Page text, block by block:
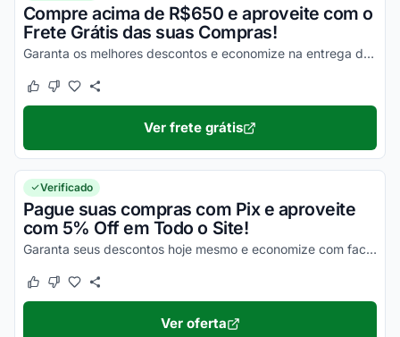
Compre acima de R$650 e aproveite com o
Frete Grátis das suas Compras!
Garanta os melhores descontos e economize na entrega de todos os seus produtos!
Este cupom funcionou
Este cupom não funcionou
Ver frete grátis
Verificado
Pague suas compras com Pix e aproveite
com 5% Off em Todo o Site!
Garanta seus descontos hoje mesmo e economize com facilidade nas suas compras!
Este cupom funcionou
Este cupom não funcionou
Ver oferta